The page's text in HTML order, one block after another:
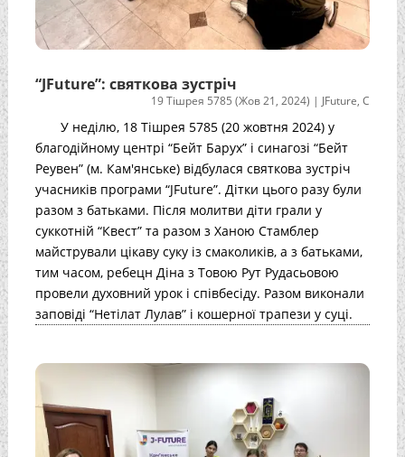
“JFuture”: святкова зустріч
19 Тішрея 5785 (Жов 21, 2024) | JFuture,С
У неділю, 18 Тішрея 5785 (20 жовтня 2024) у
благодійному центрі “Бейт Барух” і синагозі “Бейт
Реувен” (м. Кам'янське) відбулася святкова зустріч
учасників програми “JFuture”. Дітки цього разу були
разом з батьками. Після молитви діти грали у
суккотній “Квест” та разом з Ханою Стамблер
майстрували цікаву суку із смаколиків, а з батьками,
тим часом, ребецн Діна з Товою Рут Рудасьовою
провели духовний урок і співбесіду. Разом виконали
заповіді “Нетілат Лулав” і кошерної трапези у суці.